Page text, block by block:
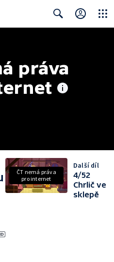
práva
ČT nemá práva
pro internet
Další díl
4/52
Chrlič ve
sklepě